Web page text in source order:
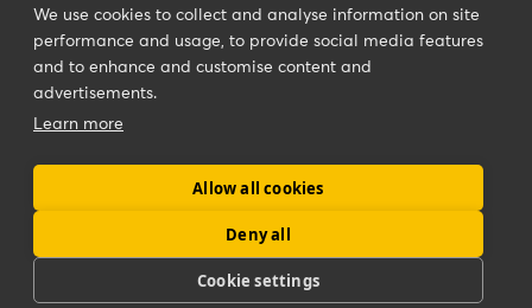
We use cookies to collect and analyse information on site
performance and usage, to provide social media features
and to enhance and customise content and
advertisements.
Learn more
Allow all cookies
Deny all
Cookie settings
Pipar\TBWA
Disclaimer
Contact Us
Valgeir Magnússon
Iceland
Guðrúnartúni 8
Pipar\TBWA 2021. TBWA and Disruption are registered